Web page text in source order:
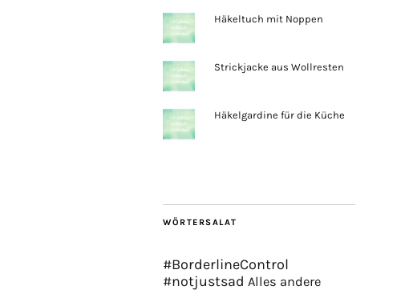
Häkeltuch mit Noppen
Strickjacke aus Wollresten
Häkelgardine für die Küche
WÖRTERSALAT
#BorderlineControl
#notjustsad Alles andere